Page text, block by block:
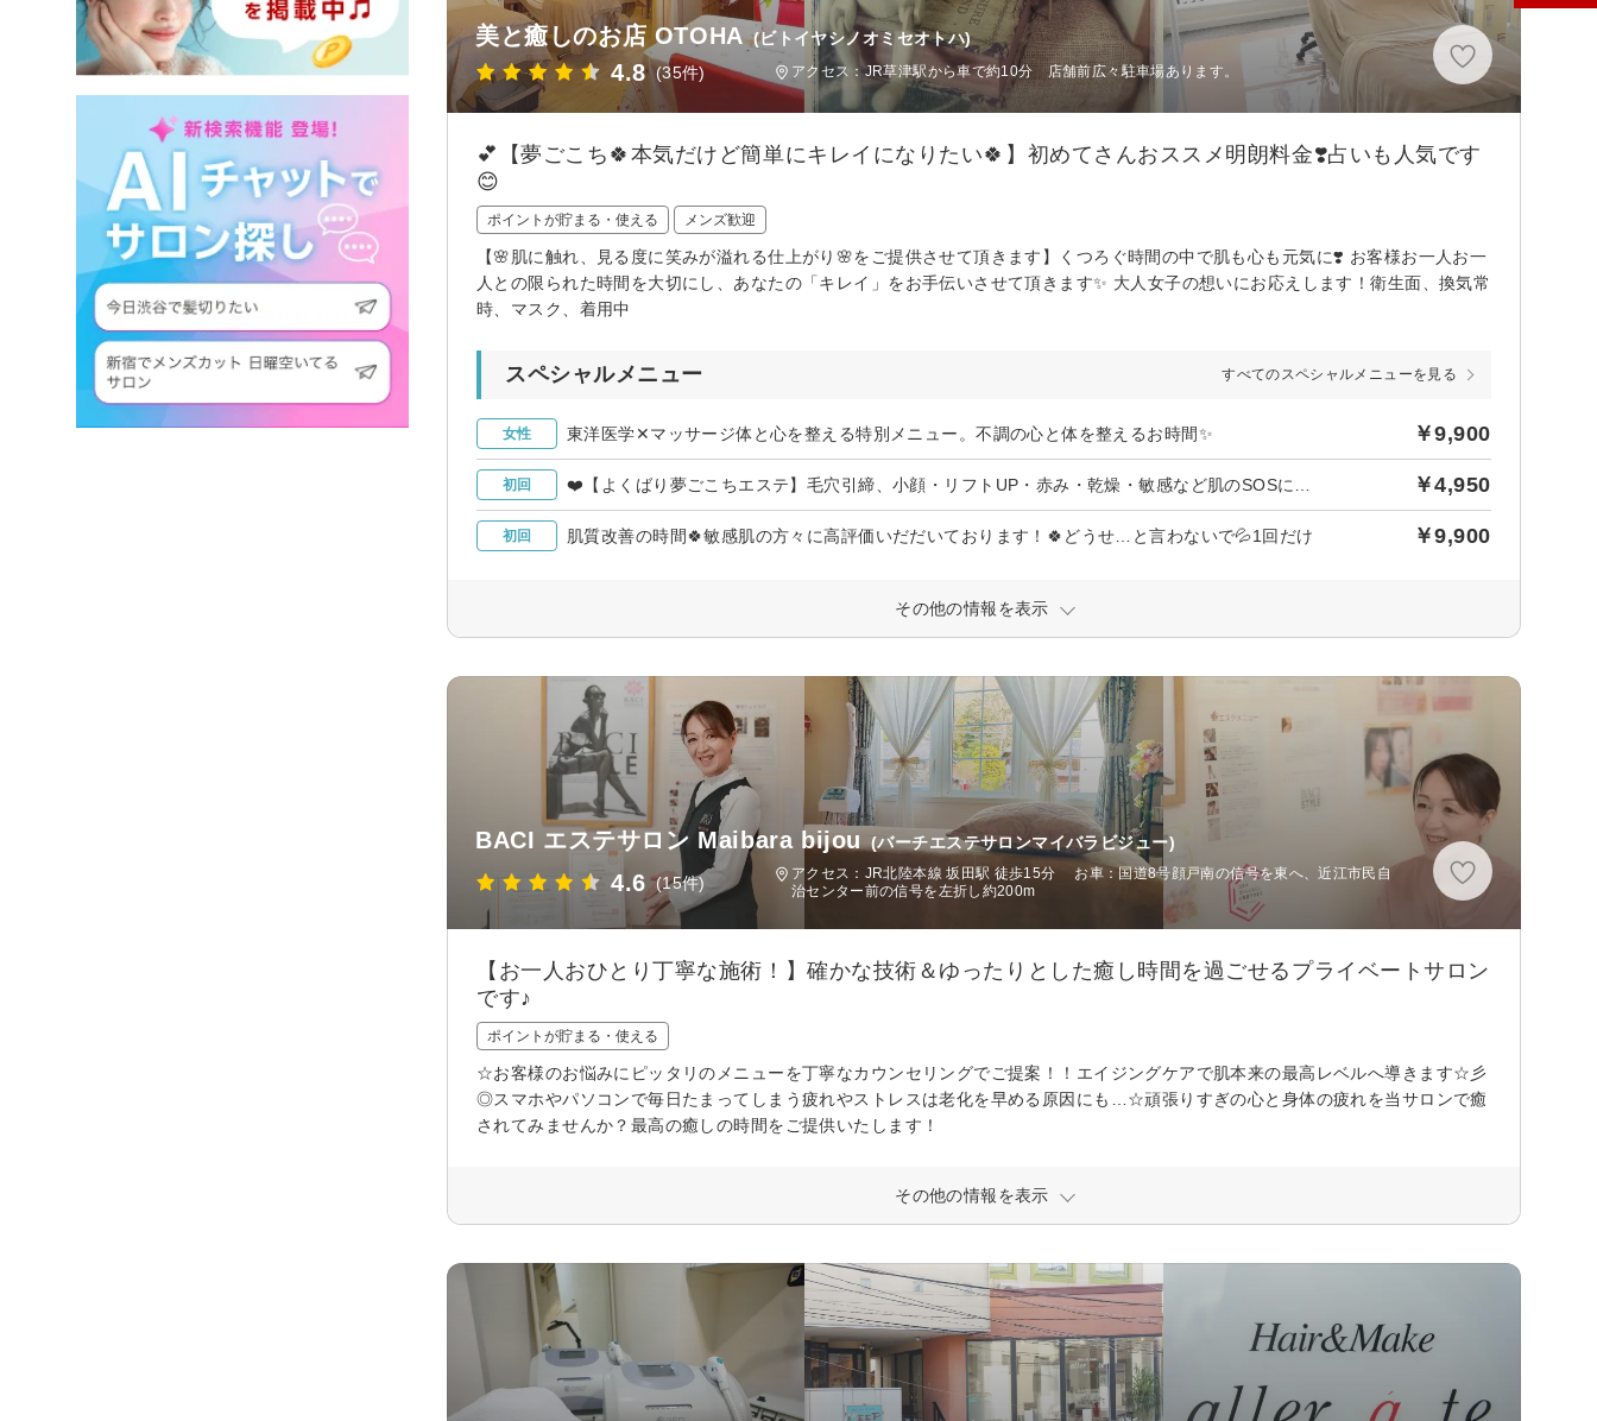
美と癒しのお店 OTOHA (ビトイヤシノオミセオトハ)
4.8 (35件) アクセス：JR草津駅から車で約10分 店舗前広々駐車場あります。
💕【夢ごこち🍀本気だけど簡単にキレイになりたい🍀】初めてさんおススメ明朗料金❣️占いも人気です
😊
ポイントが貯まる・使える メンズ歓迎
【🌸肌に触れ、見る度に笑みが溢れる仕上がり🌸をご提供させて頂きます】くつろぐ時間の中で肌も心も元気に❣️ お客様お一人お一
人との限られた時間を大切にし、あなたの「キレイ」をお手伝いさせて頂きます✨ 大人女子の想いにお応えします！衛生面、換気常
時、マスク、着用中
スペシャルメニュー すべてのスペシャルメニューを見る
女性 東洋医学✕マッサージ体と心を整える特別メニュー。不調の心と体を整えるお時間✨ ￥9,900
初回 ￥4,950
初回 肌質改善の時間🍀敏感肌の方々に高評価いだだいております！🍀どうせ…と言わないで💦1回だけ ￥9,900
その他の情報を表示
BACI エステサロン Maibara bijou (バーチエステサロンマイバラビジュー)
4.6 (15件)
アクセス：JR北陸本線 坂田駅 徒歩15分 お車：国道8号顔戸南の信号を東へ、近江市民自
治センター前の信号を左折し約200m
【お一人おひとり丁寧な施術！】確かな技術＆ゆったりとした癒し時間を過ごせるプライベートサロン
です♪
ポイントが貯まる・使える
☆お客様のお悩みにピッタリのメニューを丁寧なカウンセリングでご提案！！エイジングケアで肌本来の最高レベルへ導きます☆彡
◎スマホやパソコンで毎日たまってしまう疲れやストレスは老化を早める原因にも…☆頑張りすぎの心と身体の疲れを当サロンで癒
されてみませんか？最高の癒しの時間をご提供いたします！
その他の情報を表示